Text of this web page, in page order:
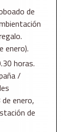
de
enero).
horas.
/
enero,
de